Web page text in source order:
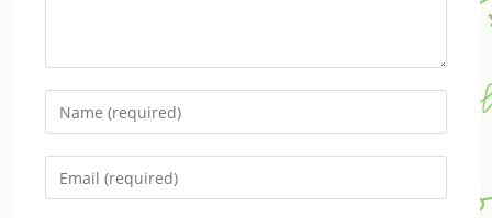
Enter
your
name
Enter
your